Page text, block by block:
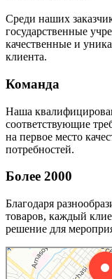
Среди наших
государственные
качественные и
клиента.
Команда
Наша
соответствующие
на первое место
потребностей.
Более 2000
Благодаря
товаров, каждый
решение для